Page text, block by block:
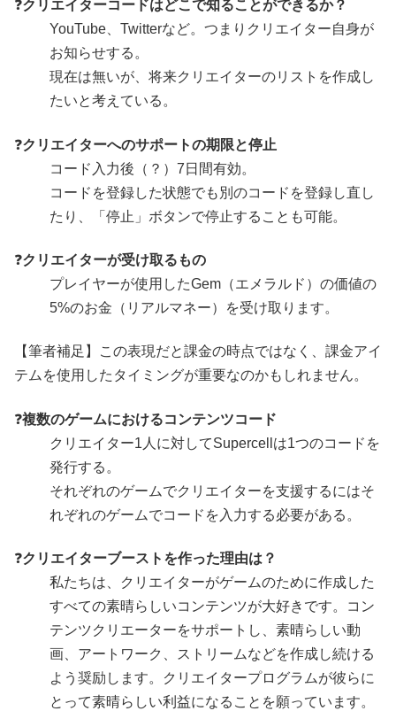
❓クリエイターコードはどこで知ることができるか？
YouTube、Twitterなど。つまりクリエイター自身が
お知らせする。
現在は無いが、将来クリエイターのリストを作成し
たいと考えている。
❓クリエイターへのサポートの期限と停止
コード入力後（？）7日間有効。
コードを登録した状態でも別のコードを登録し直し
たり、「停止」ボタンで停止することも可能。
❓クリエイターが受け取るもの
プレイヤーが使用したGem（エメラルド）の価値の
5%のお金（リアルマネー）を受け取ります。
【筆者補足】この表現だと課金の時点ではなく、課金アイ
テムを使用したタイミングが重要なのかもしれません。
❓複数のゲームにおけるコンテンツコード
クリエイター1人に対してSupercellは1つのコードを
発行する。
それぞれのゲームでクリエイターを支援するにはそ
れぞれのゲームでコードを入力する必要がある。
❓クリエイターブーストを作った理由は？
私たちは、クリエイターがゲームのために作成した
すべての素晴らしいコンテンツが大好きです。コン
テンツクリエーターをサポートし、素晴らしい動
画、アートワーク、ストリームなどを作成し続ける
よう奨励します。クリエイタープログラムが彼らに
とって素晴らしい利益になることを願っています。